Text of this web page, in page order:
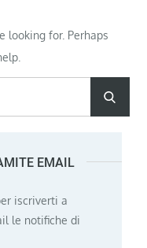
looking for. Perhaps
EMAIL
iscriverti a
le notifiche di